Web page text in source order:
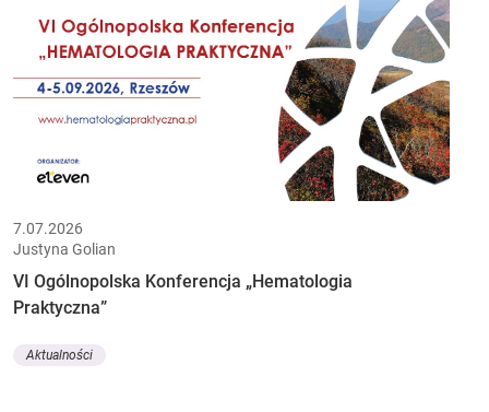
7.07.2026
Justyna Golian
VI Ogólnopolska Konferencja „Hematologia
Praktyczna”
Aktualności